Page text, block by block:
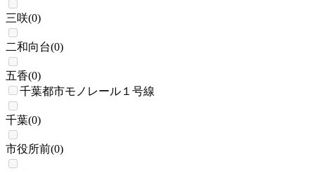
三咲(0)
二和向台(0)
五香(0)
千葉都市モノレール１号線
千葉(0)
市役所前(0)